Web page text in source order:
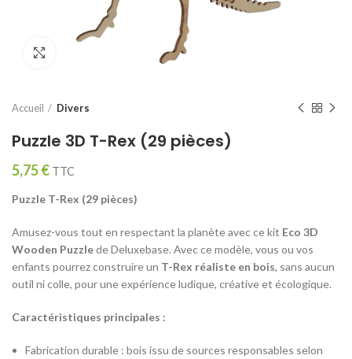
Accueil Divers
Puzzle 3D T-Rex (29 pièces)
5,75€ TTC
Puzzle T-Rex (29 pièces)
Amusez-vous tout en respectant la planète avec ce kit Eco 3D
Wooden Puzzlede Deluxebase. Avec ce modèle, vous ou vos
enfants pourrez construire un T-Rex réaliste en bois, sans aucun
outil ni colle, pour une expérience ludique, créative et écologique.
Caractéristiques principales :
Fabrication durable : bois issu de sources responsables selon